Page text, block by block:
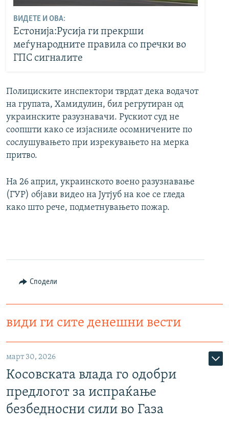
ВИДЕТЕ И ОВА:
Естонија:Русија ги прекрши
меѓународните правила со пречки во
ГПС сигналите
Полициските инспектори тврдат дека водачот
на групата, Хамидулин, бил регрутиран од
украинските разузнавачи. Рускиот суд не
соопшти како се изјасниле осомничените по
сослушувањето при изрекувањето на мерка
притво.
На 26 април, украинското воено разузнавање
(ГУР) објави видео на Јутјуб на кое се гледа
како што рече, подметнувањето пожар.
Сподели
види ги сите денешни вести
март 30, 2026
Косовската влада го одобри
предлогот за испраќање
безбедносни сили во Газа